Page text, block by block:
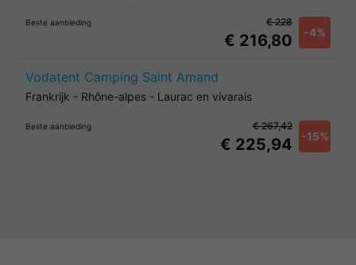
Beste aanbieding
€ 216,80 -4%
€ 228
Vodatent Camping Saint Amand
Frankrijk - Rhône-alpes - Laurac en vivarais
Beste aanbieding
€ 225,94 -15%
€ 267,42